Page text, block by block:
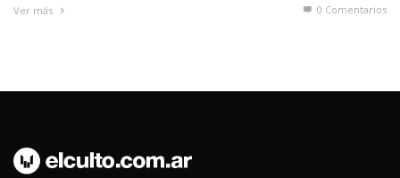
Ver más 0 Comentarios